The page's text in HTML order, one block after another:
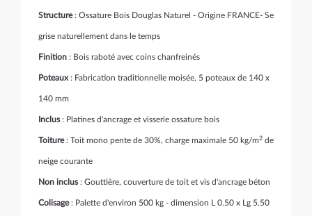
Structure: Ossature Bois Douglas Naturel - Origine FRANCE- Se
grise naturellement dans le temps
Finition : Bois raboté avec coins chanfreinés
Poteaux: Fabrication traditionnelle moisée, 5 poteaux de 140 x
140 mm
Inclus: Platines d'ancrage et visserie ossature bois
Toiture: Toit mono pente de 30%, charge maximale 50 kg/m2 de
neige courante
Non inclus: Gouttière, couverture de toit et vis d'ancrage béton
Colisage: Palette d'environ 500 kg - dimension L 0.50 x Lg 5.50